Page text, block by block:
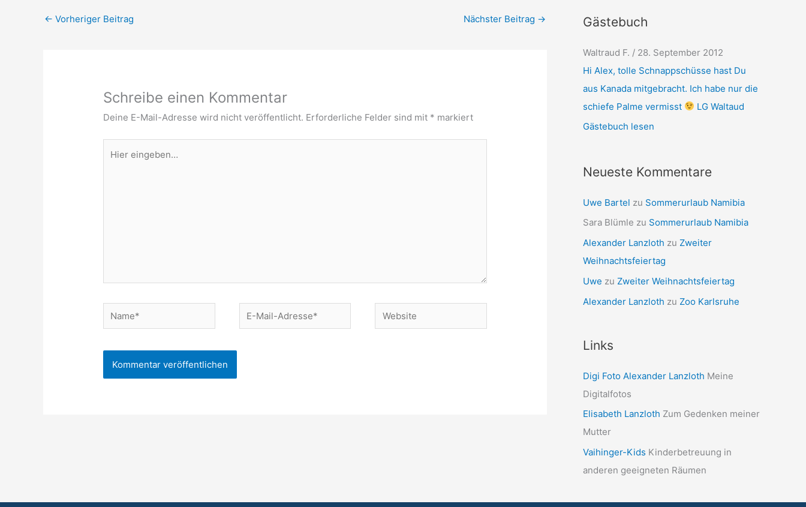
← Vorheriger Beitrag Nächster Beitrag →
Schreibe einen Kommentar
Deine E-Mail-Adresse wird nicht veröffentlicht. Erforderliche Felder sind mit * markiert
eingeben…
Name*
E-
Mail-
Website
Gästebuch
Waltraud F. / 28. September 2012
Hi Alex, tolle Schnappschüsse hast Du
aus Kanada mitgebracht. Ich habe nur die
schiefe Palme vermisst
LG Waltaud
Gästebuch lesen
Neueste Kommentare
Uwe Bartel zu Sommerurlaub Namibia
Sara Blümle zu Sommerurlaub Namibia
Alexander Lanzloth zu Zweiter
Weihnachtsfeiertag
Uwe zu Zweiter Weihnachtsfeiertag
Alexander Lanzloth zu Zoo Karlsruhe
Links
Digi Foto Alexander Lanzloth Meine
Digitalfotos
Elisabeth Lanzloth Zum Gedenken meiner
Mutter
Vaihinger-Kids Kinderbetreuung in
anderen geeigneten Räumen